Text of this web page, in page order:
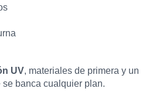
UV, materiales de primera y un
banca cualquier plan.